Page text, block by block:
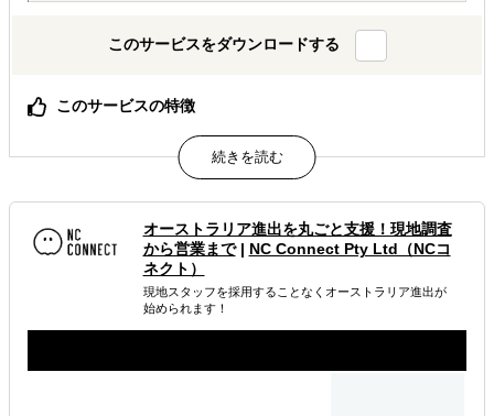
このサービスをダウンロードする
このサービスの特徴
貴社に代わって、現地で必要となる対応を丸ごとサポート
豊富な現地ネットワーク
ビジネス戦略やマーケティング戦略に精通
属するジャンル
海外進出総合支援 海外進出戦略・事業計画立案
解決できる課題
オーストラリア進出を丸ごと支援！現地調査
から営業まで| NC Connect Pty Ltd（NCコ
ネクト）
現地スタッフを採用することなくオーストラリア進出が
始められます！